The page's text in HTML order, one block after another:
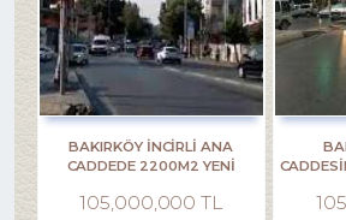
BAKIRKÖY İNCİRLİ ANA
CADDEDE 2200M2 YENİ
105,000,000 TL